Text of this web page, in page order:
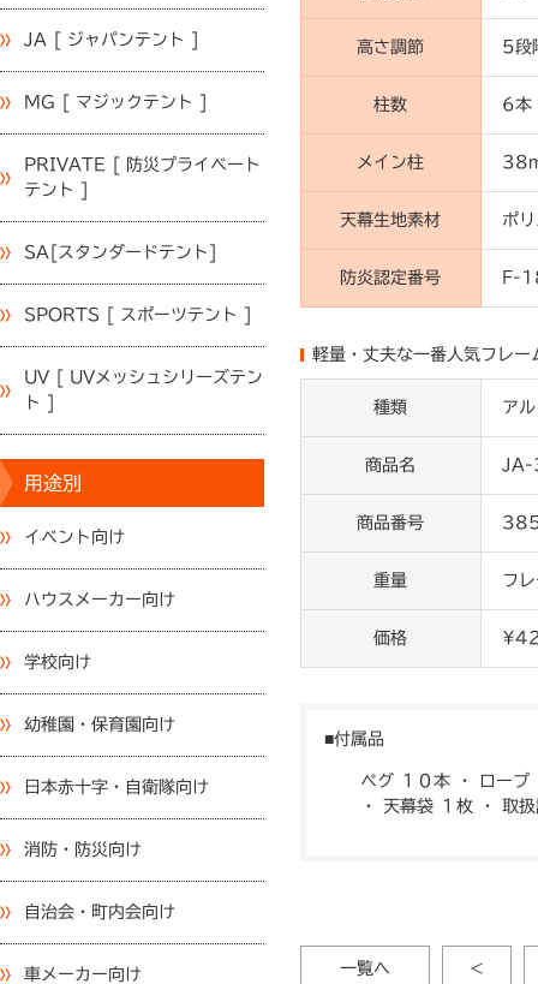
JA [ ジャパンテント ]
MG [ マジックテント ]
PRIVATE [ 防災プライベート
テント ]
SA[スタンダードテント]
SPORTS [ スポーツテント ]
UV [ UVメッシュシリーズテン
ト ]
用途別
イベント向け
ハウスメーカー向け
学校向け
幼稚園・保育園向け
日本赤十字・自衛隊向け
消防・防災向け
自治会・町内会向け
車メーカー向け
高さ調節 5段
柱数 6本
メイン柱
天幕生地素材 ポ
防炎認定番号 F-
軽量・丈夫な一番人気フレー
種類 ア
商品名 JA-
商品番号
重量 フ
価格
付属品
ペグ １０本 ・ ロープ
・ 天幕袋 １枚 ・ 取
一覧へ <